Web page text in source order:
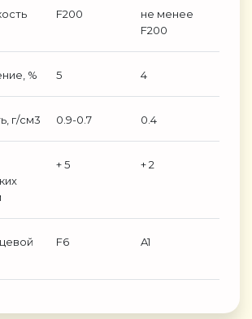
F200
не менее
F200
% 5 4
г/см3 0.9-0.7 0.4
+ 5 + 2
F6 A1